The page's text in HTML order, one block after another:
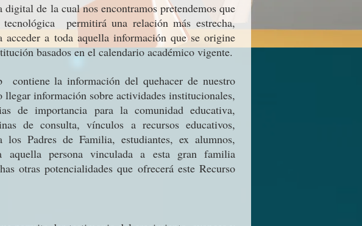
digital de la cual nos encontramos pretendemos que
tecnológica permitirá una relación más estrecha,
acceder a toda aquella información que se origine
basados en el calendario académico vigente.
contiene la información del quehacer de nuestro
llegar información sobre actividades institucionales,
de importancia para la comunidad educativa,
de consulta, vínculos a recursos educativos,
los Padres de Familia, estudiantes, ex alumnos,
aquella persona vinculada a esta gran familia
otras potencialidades que ofrecerá este Recurso